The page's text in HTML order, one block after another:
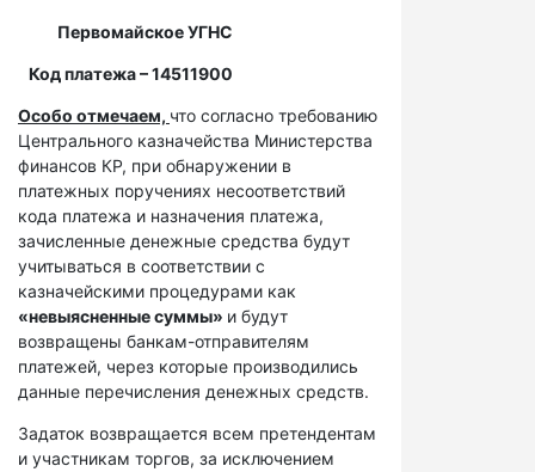
Первомайское УГНС
Код платежа – 14511900
Особо отмечаем, что согласно требованию
Центрального казначейства Министерства
финансов КР, при обнаружении в
платежных поручениях несоответствий
кода платежа и назначения платежа,
зачисленные денежные средства будут
учитываться в соответствии с
казначейскими процедурами как
«невыясненные суммы» и будут
возвращены банкам-отправителям
платежей, через которые производились
данные перечисления денежных средств.
Задаток возвращается всем претендентам
и участникам торгов, за исключением